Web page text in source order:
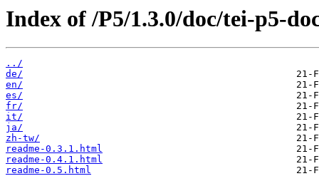
Index of /P5/1.3.0/doc/tei-p5-
../
de/
en/
es/
fr/
it/
ja/
zh-tw/
readme-0.3.1.html
readme-0.4.1.html
readme-0.5.html